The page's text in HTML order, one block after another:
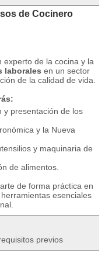
de Cocinero
experto de la cocina y la
laborales en un sector
de la calidad de vida.
presentación de los
y la Nueva
y maquinaria de
de alimentos.
de forma práctica en
esenciales
previos